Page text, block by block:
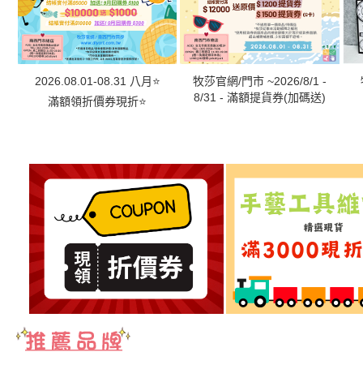
2026.08.01-08.31 八月⭐
滿額領折價券現折⭐
牧莎官網/門市 ~2026/8/1 -
8/31 - 滿額提貨券(加碼送)